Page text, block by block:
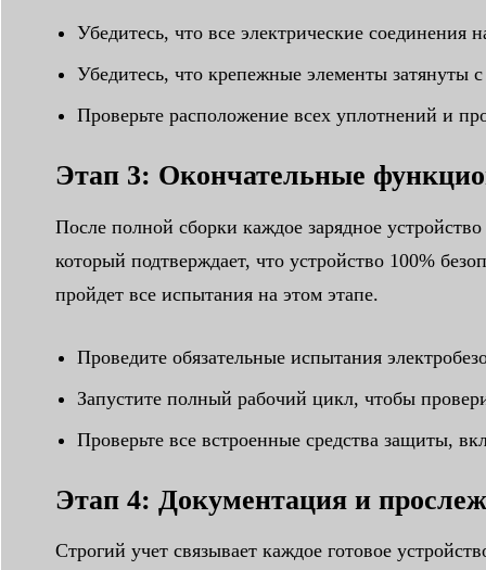
Убедитесь, что все электрические
Убедитесь, что крепежные элементы затянуты
Проверьте расположение всех уплотнений и
Этап 3: Окончательные
После полной сборки каждое зарядное
который подтверждает, что устройство 100%
пройдет все испытания на этом этапе.
Проведите обязательные испытания
Запустите полный рабочий цикл, чтобы
Проверьте все встроенные средства защиты,
Этап 4: Документация и
Строгий учет связывает каждое готовое